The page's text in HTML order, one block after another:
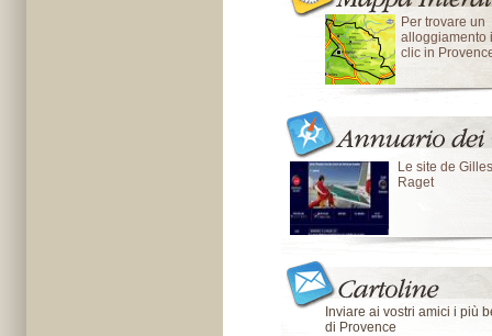
Per trovare un
alloggiamento
clic in
Le site de
Raget
Inviare ai vostri amici i più
di Provence